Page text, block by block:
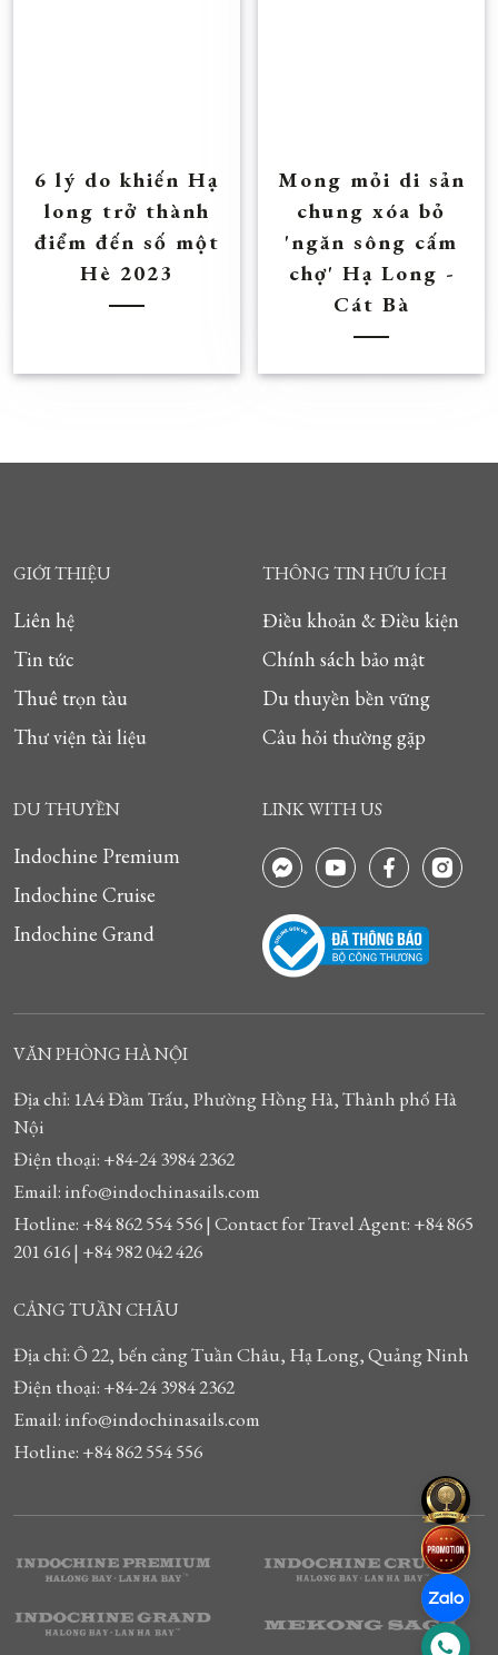
6 lý do khiến Hạ
long trở thành
điểm đến số một
Hè 2023
Mong mỏi di sản
chung xóa bỏ
'ngăn sông cấm
chợ' Hạ Long -
Cát Bà
GIỚI THIỆU
Liên hệ
Tin tức
Thuê trọn tàu
Thư viện tài liệu
THÔNG TIN HỮU ÍCH
Điều khoản & Điều kiện
Chính sách bảo mật
Du thuyền bền vững
Câu hỏi thường gặp
DU THUYỀN
Indochine Premium
Indochine Cruise
Indochine Grand
LINK WITH US
VĂN PHÒNG HÀ NỘI
Địa chỉ: 1A4 Đầm Trấu, Phường Hồng Hà, Thành phố Hà
Nội
Điện thoại: +84-24 3984 2362
Email: info@indochinasails.com
Hotline: +84 862 554 556 | Contact for Travel Agent: +84 865
201 616 | +84 982 042 426
CẢNG TUẦN CHÂU
Địa chỉ: Ô 22, bến cảng Tuần Châu, Hạ Long, Quảng Ninh
Điện thoại: +84-24 3984 2362
Email: info@indochinasails.com
Hotline: +84 862 554 556